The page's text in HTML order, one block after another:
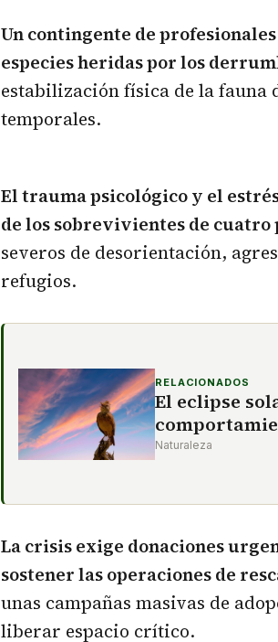
Un contingente de
especies heridas por los
estabilización física de la fauna
temporales.
El trauma psicológico y el
de los sobrevivientes de cuatro
severos de desorientación,
refugios.
RELACIONADOS
El eclipse
Naturaleza
La crisis exige donaciones
sostener las operaciones de
unas campañas masivas de
liberar espacio crítico.